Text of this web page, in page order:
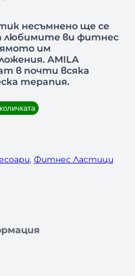
несъмнено ще се
любимите ви фитнес
им
AMILA
в почти всяка
терапия.
, Фитнес Ластици